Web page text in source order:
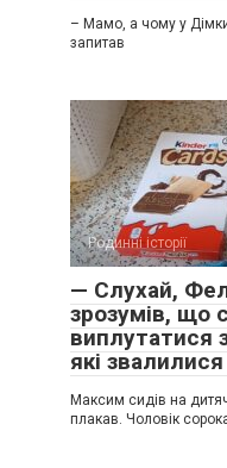
– Мамо, а чому у
запитав
Родинні історії
— Слухай,
зрозумів, що
виплутатися
які
Максим сидів на
плакав. Чоловік